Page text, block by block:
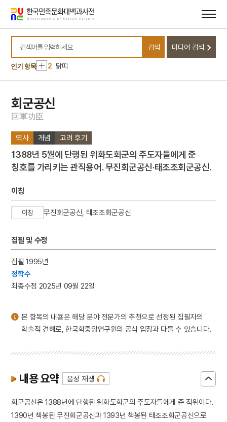
바로가기
바로가기
검색어를 입력하세요
검색 미디어 검색
인기 항목
10 영도중학교
1 금성대군
2 닭띠
3 전당포
4
5
7
만파식적 설화
8 세종
9
신구대학교
1 금성대군
2 닭띠
4 하회별신굿탈놀이
5
9 신구대학교
회군공신
回軍功臣
역사 개념 고려 후기
1388년 5월에 단행된 위화도회군의 주도자들에게 준
칭호를 가리키는 관직용어. 무진회군공신·태조조회군공신.
이칭
이칭 무진회군공신, 태조조회군공신
집필 및 수정
집필 1995년
정학수
최종수정 2025년 09월 22일
본 항목의 내용은 해당 분야 전문가의 추천으로 선정된 집필자의
학술적 견해로, 한국학중앙연구원의 공식 입장과 다를 수 있습니다.
내용 요약 음성 재생
회군공신은 1388년에 단행된 위화도회군의 주도자들에게 준 작위이다.
1390년 책봉된 무진회군공신과 1393년 책봉된 태조조회군공신으로